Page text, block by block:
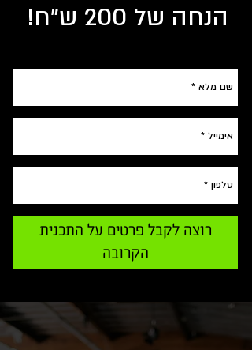
הנחה של 200 ש"ח!
רוצה לקבל פרטים על התכנית
הקרובה